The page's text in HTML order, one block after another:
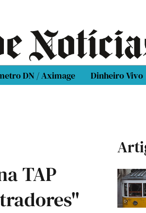
DN / Aximage Dinheiro Vivo
TAP